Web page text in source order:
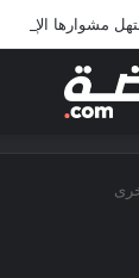
مشوارها